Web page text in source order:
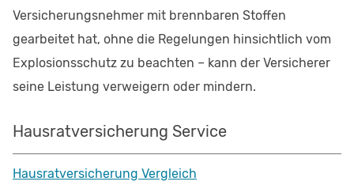
Versicherungsnehmer mit brennbaren Stoffen
gearbeitet hat, ohne die Regelungen hinsichtlich vom
Explosionsschutz zu beachten – kann der Versicherer
seine Leistung verweigern oder mindern.
Hausratversicherung Service
Hausratversicherung Vergleich